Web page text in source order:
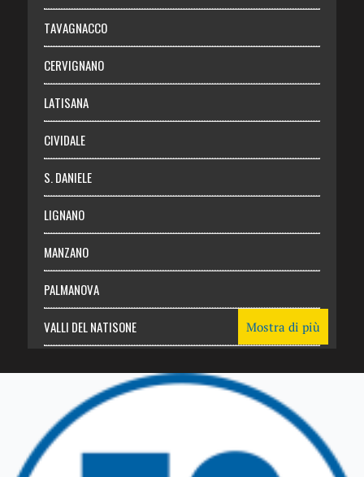
Chi siamo
Abbonati
Login
TAVAGNACCO
CERVIGNANO
LATISANA
CIVIDALE
S. DANIELE
LIGNANO
MANZANO
PALMANOVA
VALLI DEL NATISONE
TRICESIMO
TARCENTO
Mostra di più